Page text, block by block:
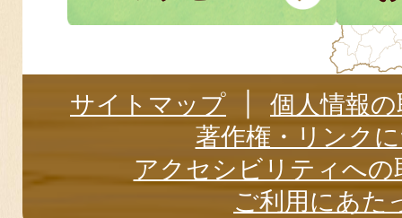
サイトマップ
個人情報
著作権・リンク
アクセシビリティへの
ご利用にあた